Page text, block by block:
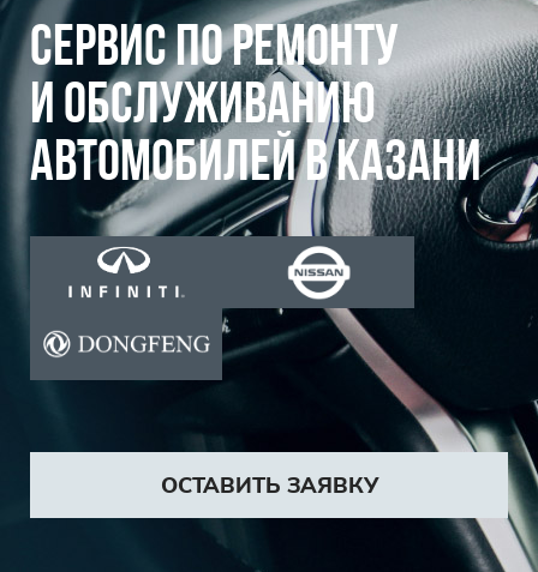
Сервис по ремонту
и обслуживанию
автомобилей в Казани
ОСТАВИТЬ ЗАЯВКУ